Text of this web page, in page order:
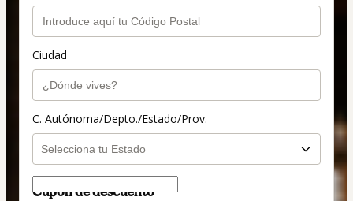
Ciudad
C. Autónoma/Depto./Estado/Prov.
Cupón de descuento